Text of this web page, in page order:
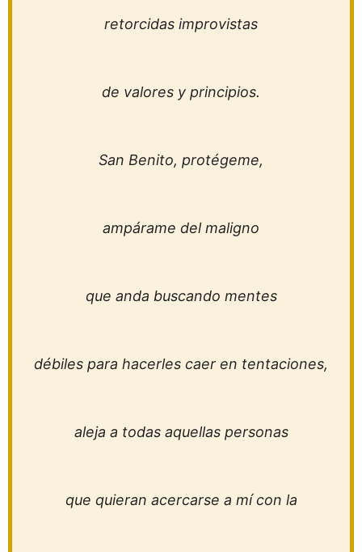
retorcidas improvistas
de valores y principios.
San Benito, protégeme,
ampárame del maligno
que anda buscando mentes
débiles para hacerles caer en tentaciones,
aleja a todas aquellas personas
que quieran acercarse a mí con la